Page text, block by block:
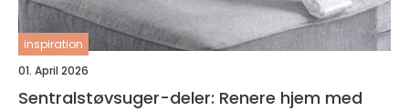
inspiration
01. April 2026
Sentralstøvsuger-deler: Renere hjem med